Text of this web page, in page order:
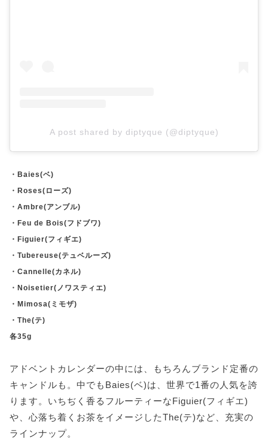
A post shared by diptyque (@diptyque)
・Baies(ベ)
・Roses(ローズ)
・Ambre(アンブル)
・Feu de Bois(フドブワ)
・Figuier(フィギエ)
・Tubereuse(テュベルーズ)
・Cannelle(カネル)
・Noisetier(ノワスティエ)
・Mimosa(ミモザ)
・The(テ)
各35g
アドベントカレンダーの中には、もちろんブランド定番の
キャンドルも。中でもBaies(ベ)は、世界で1番の人気を誇
ります。いちぢく香るフルーティーなFiguier(フィギエ)
や、心落ち着くお茶をイメージしたThe(テ)など、充実の
ラインナップ。